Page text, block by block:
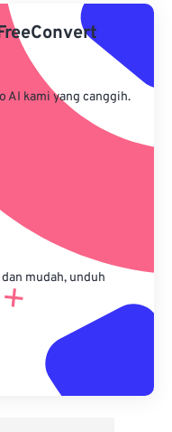
AI kami yang canggih.
mudah, unduh